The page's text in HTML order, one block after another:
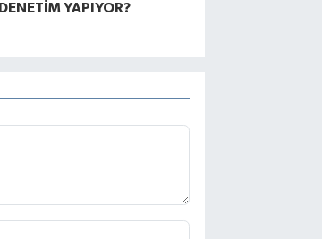
DENETİM YAPIYOR?